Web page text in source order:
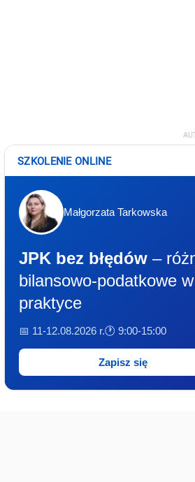
SZKOLENIE ONLINE
Małgorzata Tarkowska
JPK bez błędów –
bilansowo-podatkowe w
praktyce
📅 11-12.08.2026 r.🕐 9:00-15:00
Zapisz się